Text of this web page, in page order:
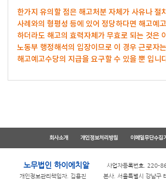
한가지 유의할 점은 해고처분 자체가 사유나 절
사례와의 형평성 등에 있어 정당하다면 해고예
하더라도 해고의 효력자체가 무효로 되는 것은
노동부 행정해석의 입장이므로 이 경우 근로자
해고예고수당의 지급을 요구할 수 있을 뿐 입니
회사소개 개인정보처리방침 이메일무단수집
노무법인 하이에치알 사업자등록번호. 220-
개인정보관리책임자. 김용진
본사. 서울특별시 강남구